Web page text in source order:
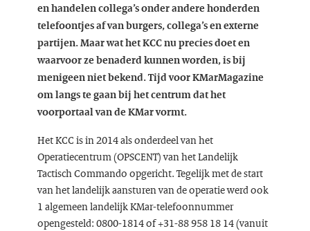
en handelen collega’s onder andere honderden
telefoontjes af van burgers, collega’s en externe
partijen. Maar wat het KCC nu precies doet en
waarvoor ze benaderd kunnen worden, is bij
menigeen niet bekend. Tijd voor KMarMagazine
om langs te gaan bij het centrum dat het
voorportaal van de KMar vormt.
Het KCC is in 2014 als onderdeel van het
Operatiecentrum (OPSCENT) van het Landelijk
Tactisch Commando opgericht. Tegelijk met de start
van het landelijk aansturen van de operatie werd ook
1 algemeen landelijk KMar-telefoonnummer
opengesteld: 0800-1814 of +31-88 958 18 14 (vanuit